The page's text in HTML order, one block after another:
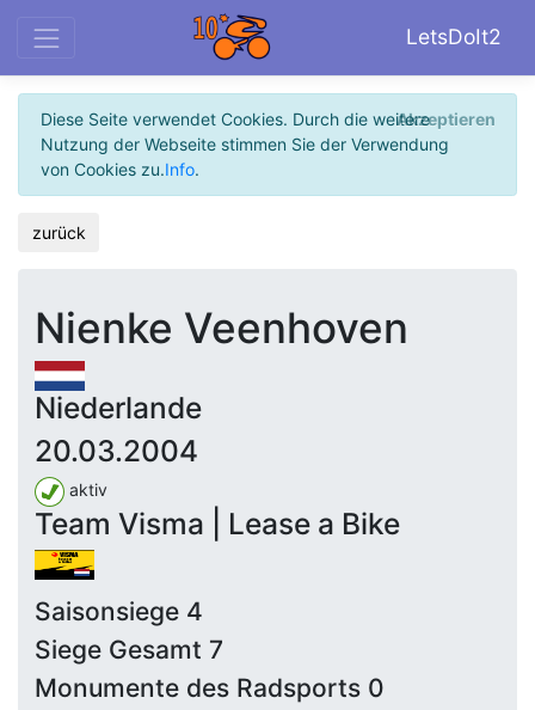
LetsDoIt2
Diese Seite verwendet Cookies. Durch die weitere
Nutzung der Webseite stimmen Sie der Verwendung
von Cookies zu.Info.
Akzeptieren
zurück
Nienke Veenhoven
Niederlande
20.03.2004
aktiv
Team Visma | Lease a Bike
Saisonsiege 4
Siege Gesamt 7
Monumente des Radsports 0